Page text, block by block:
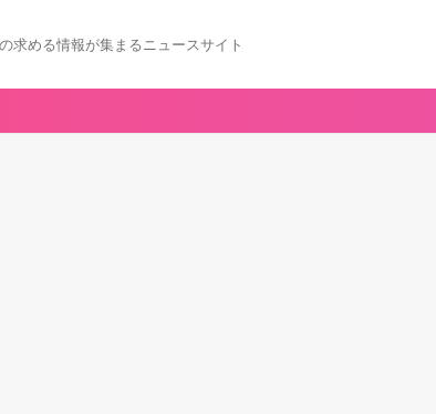
求める情報が集まるニュースサイト